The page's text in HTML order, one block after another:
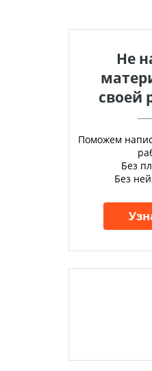
Не
своей
Поможем
Без
Без